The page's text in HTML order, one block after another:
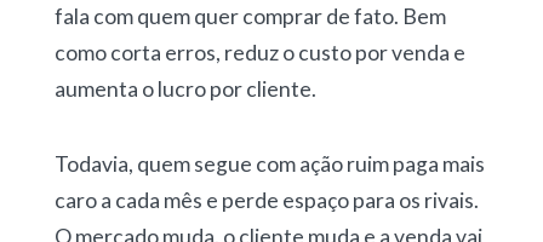
fala com quem quer comprar de fato. Bem
como corta erros, reduz o custo por venda e
aumenta o lucro por cliente.
Todavia, quem segue com ação ruim paga mais
caro a cada mês e perde espaço para os rivais.
O mercado muda, o cliente muda e a venda vai